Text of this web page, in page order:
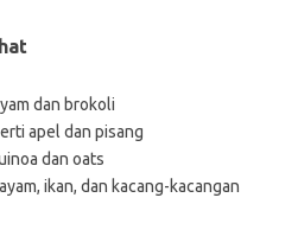
dan brokoli
apel dan pisang
dan oats
ikan, dan kacang-kacangan